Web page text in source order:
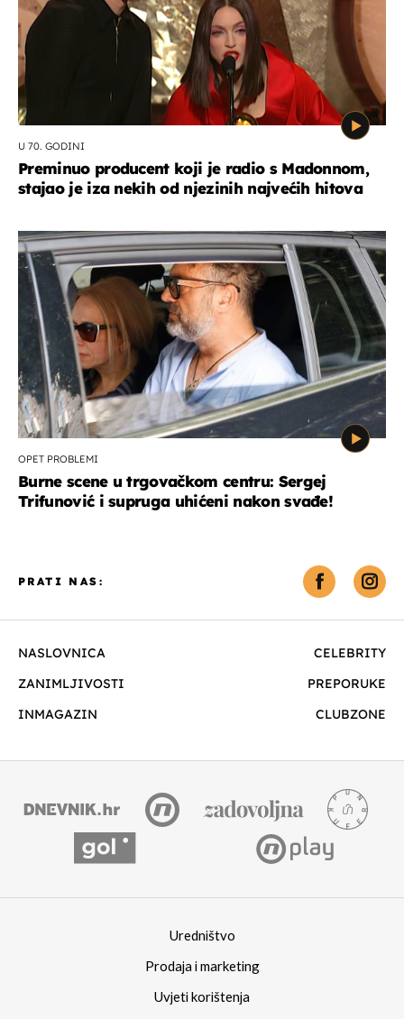
U 70. GODINI
Preminuo producent koji je radio s Madonnom,
stajao je iza nekih od njezinih najvećih hitova
OPET PROBLEMI
Burne scene u trgovačkom centru: Sergej
Trifunović i supruga uhićeni nakon svađe!
NASLOVNICA
CELEBRITY
ZANIMLJIVOSTI
PREPORUKE
INMAGAZIN
CLUBZONE
PRATI NAS:
Uredništvo
Prodaja i marketing
Uvjeti korištenja